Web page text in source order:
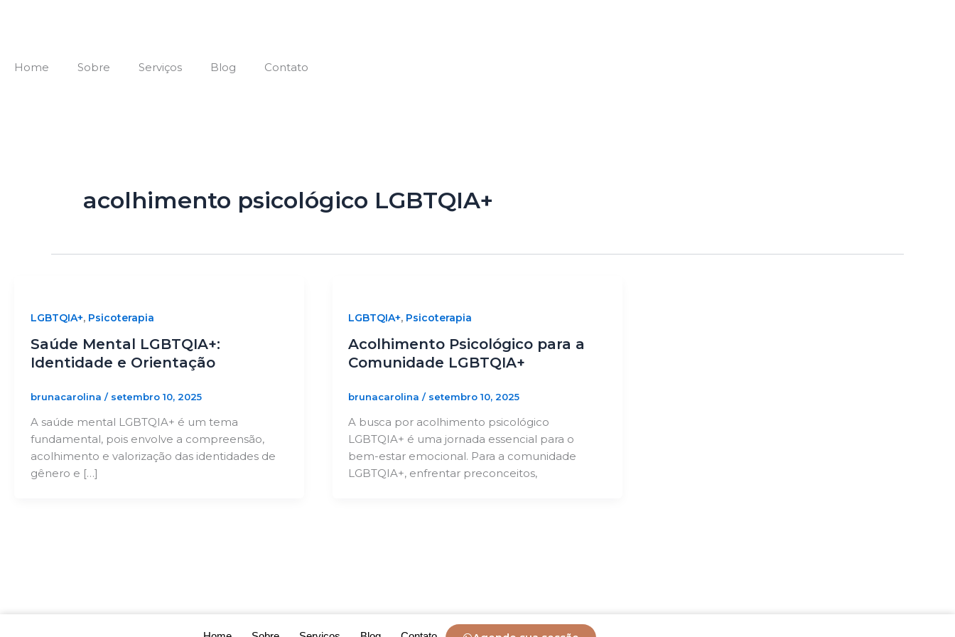
Home Sobre Serviços Blog Contato
acolhimento psicológico LGBTQIA+
LGBTQIA+, Psicoterapia
Saúde Mental LGBTQIA+:
Identidade e Orientação
brunacarolina / setembro 10, 2025
A saúde mental LGBTQIA+ é um tema
fundamental, pois envolve a compreensão,
acolhimento e valorização das identidades de
gênero e […]
LGBTQIA+, Psicoterapia
Acolhimento Psicológico para a
Comunidade LGBTQIA+
brunacarolina/ setembro 10, 2025
A busca por acolhimento psicológico
LGBTQIA+ é uma jornada essencial para o
bem-estar emocional. Para a comunidade
LGBTQIA+, enfrentar preconceitos,